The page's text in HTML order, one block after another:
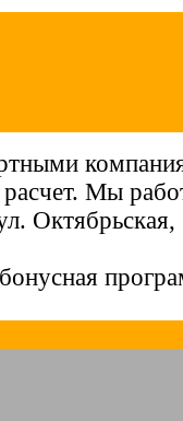
Мы
Октябрьская,